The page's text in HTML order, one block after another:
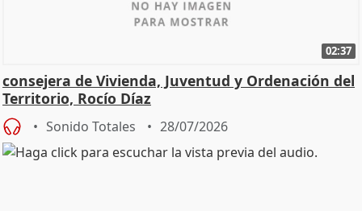
02:37
consejera de Vivienda, Juventud y Ordenación del
Territorio, Rocío Díaz
Sonido Totales 28/07/2026